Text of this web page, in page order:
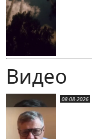
Видео
08-08-2026